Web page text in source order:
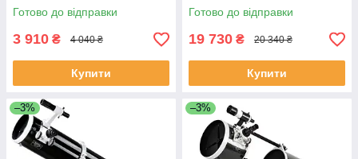
Готово до відправки
3 910 ₴ 4 040 ₴
Купити
Готово до відправки
19 730 ₴ 20 340 ₴
Купити
–3% –3%